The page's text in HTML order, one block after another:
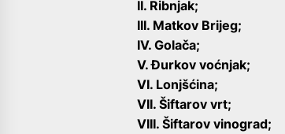
II. Ribnjak;
III. Matkov Brijeg;
IV. Golača;
V. Đurkov voćnjak;
VI. Lonjšćina;
VII. Šiftarov vrt;
VIII. Šiftarov vinograd;